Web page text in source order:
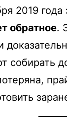
2019 года
обратное.